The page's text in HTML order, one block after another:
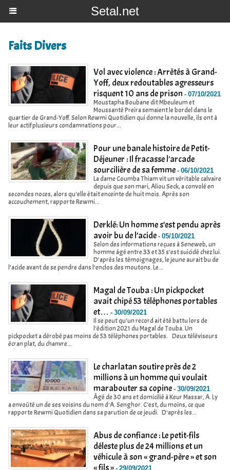
Setal.net
Faits Divers
Vol avec violence : Arrêtés à Grand-
Yoff, deux redoutables agresseurs
risquent 10 ans de prison - 07/10/2021
Moustapha Boubane dit Mbeuleum et
Moussanté Preira semaient le bordel dans le
quartier de Grand-Yoff. Selon Rewmi Quotidien qui donne la nouvelle, ils ont à
leur actif plusieurs condamnations pour...
Pour une banale histoire de Petit-
Déjeuner : Il fracasse l'arcade
sourcilière de sa femme - 06/10/2021
La dame Coumba Thiam vit un véritable calvaire
depuis que son mari, Aliou Seck, a convolé en
secondes noces, alors qu'elle était enceinte de huit mois. Après son
accouchement, rapporte Rewmi...
Derklé: Un homme s’est pendu après
avoir bu de l’acide - 05/10/2021
Selon des informations reçues à Seneweb, un
homme âgé entre 33 et 35 s’est suicidé chez lui.
D’après les témoignages, le jeune aurait bu de
l’acide avant de se pendre dans l’enclos des moutons. Le...
Magal de Touba : Un pickpocket
avait chipé 53 téléphones portables
et… - 30/09/2021
Il se peut qu'un record ait été battu lors de
l'édition 2021 du Magal de Touba. Un
pickpocket a dérobé pas moins de 53 téléphones portables. Deux téléviseurs
écran plat, du chanvre...
Le charlatan soutire près de 2
millions à un homme qui voulait
marabouter sa copine - 30/09/2021
Âgé de 30 ans et domicilié à Keur Massar, A. Ly
a envoûté un de ses voisins du nom d'A. Senghor. C'est, du moins, ce que
rapporte Rewmi Quotidien dans sa parution de ce jeudi. D'après les...
Abus de confiance : Le petit-fils
déleste plus de 24 millions et un
véhicule à son « grand-père » et son
« fils » - 29/09/2021